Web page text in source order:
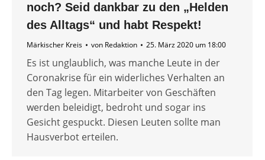
noch? Seid dankbar zu den „Helden
des Alltags“ und habt Respekt!
Märkischer Kreis von Redaktion 25. März 2020 um 18:00
Es ist unglaublich, was manche Leute in der
Coronakrise für ein widerliches Verhalten an
den Tag legen. Mitarbeiter von Geschäften
werden beleidigt, bedroht und sogar ins
Gesicht gespuckt. Diesen Leuten sollte man
Hausverbot erteilen.